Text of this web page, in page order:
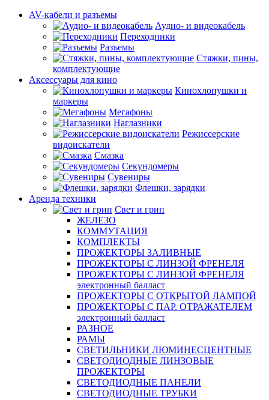
AV-кабели и разъемы
Аудио- и видеокабель
Переходники
Разъемы
Стяжки, пины,
комплектующие
Аксессуары для кино
Кинохлопушки и
маркеры
Мегафоны
Наглазники
Режиссерские
видоискатели
Смазка
Секундомеры
Сувениры
Флешки, зарядки
Аренда техники
Свет и грип
ЖЕЛЕЗО
КОММУТАЦИЯ
КОМПЛЕКТЫ
ПРОЖЕКТОРЫ ЗАЛИВНЫЕ
ПРОЖЕКТОРЫ С ЛИНЗОЙ ФРЕНЕЛЯ
ПРОЖЕКТОРЫ С ЛИНЗОЙ ФРЕНЕЛЯ
электронный балласт
ПРОЖЕКТОРЫ С ОТКРЫТОЙ ЛАМПОЙ
ПРОЖЕКТОРЫ С ПАР. ОТРАЖАТЕЛЕМ
электронный балласт
РАЗНОЕ
РАМЫ
СВЕТИЛЬНИКИ ЛЮМИНЕСЦЕНТНЫЕ
СВЕТОДИОДНЫЕ ЛИНЗОВЫЕ
ПРОЖЕКТОРЫ
СВЕТОДИОДНЫЕ ПАНЕЛИ
СВЕТОДИОДНЫЕ ТРУБКИ